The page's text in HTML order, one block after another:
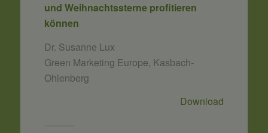
und Weihnachtssterne profitieren
können
Dr. Susanne Lux
Green Marketing Europe, Kasbach-
Ohlenberg
Download